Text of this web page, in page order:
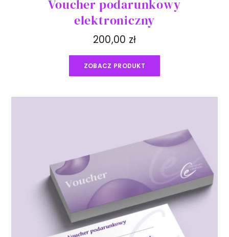
Voucher podarunkowy
elektroniczny
200,00 zł
ZOBACZ PRODUKT